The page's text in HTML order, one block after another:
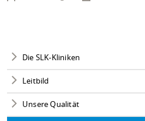
Die SLK-Kliniken
Leitbild
Unsere Qualität